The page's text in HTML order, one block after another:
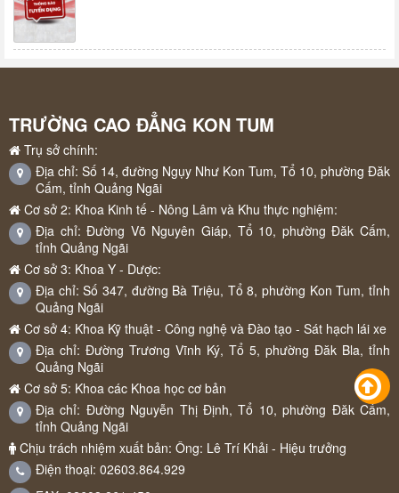
TRƯỜNG CAO ĐẲNG KON TUM
Trụ sở chính:
Địa chỉ: Số 14, đường Ngụy Như Kon Tum, Tổ 10, phường Đăk
Cấm, tỉnh Quảng Ngãi
Cơ sở 2: Khoa Kinh tế - Nông Lâm và Khu thực nghiệm:
Địa chỉ: Đường Võ Nguyên Giáp, Tổ 10, phường Đăk Cấm,
tỉnh Quảng Ngãi
Cơ sở 3: Khoa Y - Dược:
Địa chỉ: Số 347, đường Bà Triệu, Tổ 8, phường Kon Tum, tỉnh
Quảng Ngãi
Cơ sở 4: Khoa Kỹ thuật - Công nghệ và Đào tạo - Sát hạch lái xe
Địa chỉ: Đường Trương Vĩnh Ký, Tổ 5, phường Đăk Bla, tỉnh
Quảng Ngãi
Cơ sở 5: Khoa các Khoa học cơ bản
Địa chỉ: Đường Nguyễn Thị Định, Tổ 10, phường Đăk Cấm,
tỉnh Quảng Ngãi
Chịu trách nhiệm xuất bản: Ông: Lê Trí Khải - Hiệu trưởng
Điện thoại: 02603.864.929